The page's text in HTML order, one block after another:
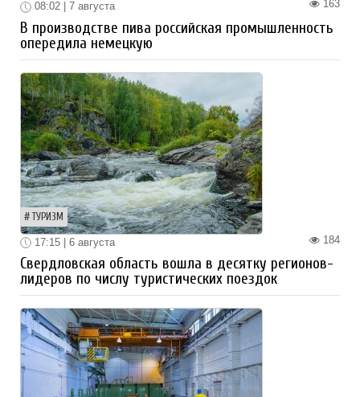
163
08:02 | 7 августа
В производстве пива российская промышленность
опередила немецкую
ТУРИЗМ
184
17:15 | 6 августа
Свердловская область вошла в десятку регионов-
лидеров по числу туристических поездок